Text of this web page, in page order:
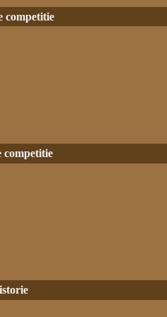
competitie
competitie